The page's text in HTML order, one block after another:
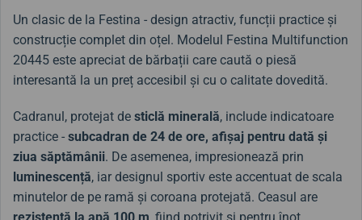
Un clasic de la Festina - design atractiv, funcții practice și
construcție complet din oțel. Modelul Festina Multifunction
20445 este apreciat de bărbații care caută o piesă
interesantă la un preț accesibil și cu o calitate dovedită.
Cadranul, protejat de sticlă minerală, include indicatoare
practice - subcadran de 24 de ore, afișaj pentru dată și
ziua săptămânii. De asemenea, impresionează prin
luminescență, iar designul sportiv este accentuat de scala
minutelor de pe ramă și coroana protejată. Ceasul are